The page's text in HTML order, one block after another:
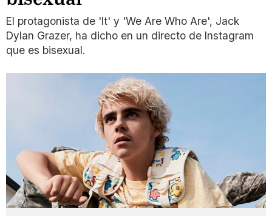
El protagonista de 'It' y 'We Are Who Are', Jack
Dylan Grazer, ha dicho en un directo de Instagram
que es bisexual.